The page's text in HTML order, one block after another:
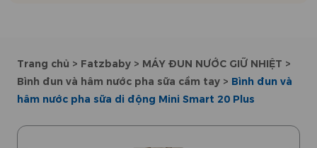
Trang chủ > Fatzbaby > MÁY ĐUN NƯỚC GIỮ NHIỆT >
Bình đun và hâm nước pha sữa cầm tay > Bình đun và
hâm nước pha sữa di động Mini Smart 20 Plus